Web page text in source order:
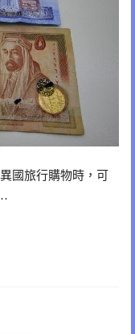
國旅行購物時，可